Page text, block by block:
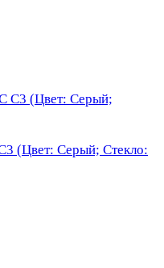
(Цвет: Серый; Стекло: